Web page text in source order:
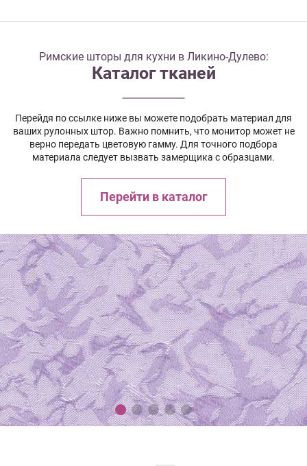
Римские шторы для кухни в Ликино-Дулево:
Каталог тканей
Перейдя по ссылке ниже вы можете подобрать материал для
ваших рулонных штор. Важно помнить, что монитор может не
верно передать цветовую гамму. Для точного подбора
материала следует вызвать замерщика с образцами.
Перейти в каталог